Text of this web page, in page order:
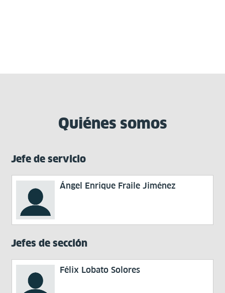
Quiénes somos
Jefe de servicio
Ángel Enrique Fraile Jiménez
Jefes de sección
Félix Lobato Solores